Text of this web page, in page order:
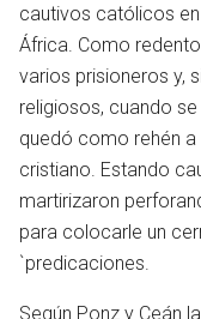
en
cautivos católicos
África. Como
varios prisioneros y,
religiosos, cuando
quedó como rehén
cristiano. Estando
martirizaron
para colocarle un
`predicaciones.​
Según Ponz y Ceán